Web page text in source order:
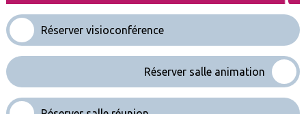
Réserver visioconférence
Réserver salle animation